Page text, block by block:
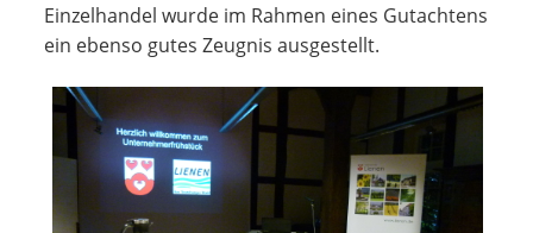
Einzelhandel wurde im Rahmen eines Gutachtens
ein ebenso gutes Zeugnis ausgestellt.